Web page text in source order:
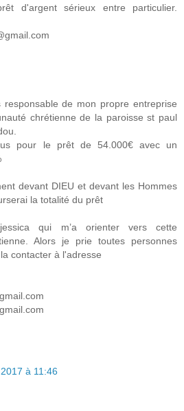
d'argent sérieux entre particulier.
responsable de mon propre entreprise
chrétienne de la paroisse st paul
pour le prêt de 54.000€ avec un
devant DIEU et devant les Hommes
la totalité du prêt
qui m’a orienter vers cette
Alors je prie toutes personnes
contacter à l'adresse
à 11:46